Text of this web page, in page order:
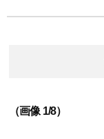
（画像 1/8）